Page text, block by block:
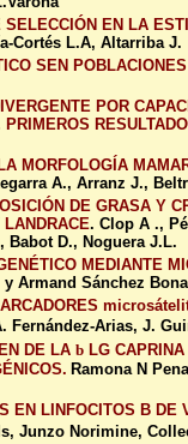
EN LA
Cortés L.A, Altarriba J.
SEN
POR
MORFOLOGÍA
A., Arranz J.,
DE GRASA Y
LANDRACE. Clop A .,
Babot D., Noguera J.L.
MEDIANTE
Armand Sánchez
Fernández-Arias, J.
DE LA b LG
Ramona N
EN LINFOCITOS B
Junzo Norimine,